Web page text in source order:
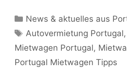
Kategorien
News & aktuelles aus
Schlagwörter
Autovermietung Portugal,
Mietwagen Portugal,
Portugal Mietwagen Tipps